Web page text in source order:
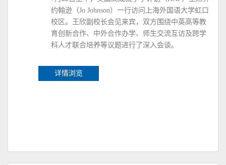
约翰逊（Jo Johnson）一行访问上海外国语大学虹口
校区。王欣副校长会见来宾，双方围绕中英高等教
育创新合作、中外合作办学、师生交流互访及跨学
科人才联合培养等议题进行了深入会谈。
详情浏览